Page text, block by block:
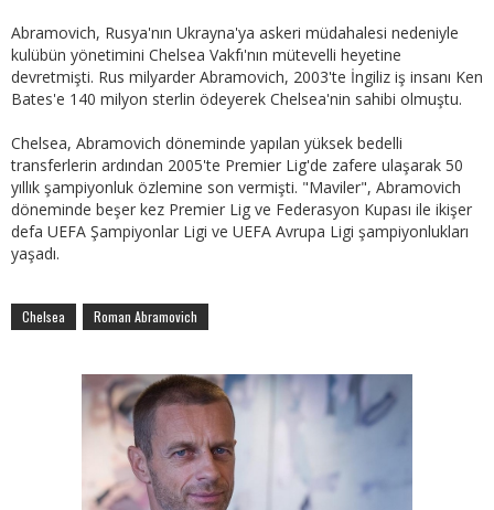
Abramovich, Rusya'nın Ukrayna'ya askeri müdahalesi nedeniyle
kulübün yönetimini Chelsea Vakfı'nın mütevelli heyetine
devretmişti. Rus milyarder Abramovich, 2003'te İngiliz iş insanı Ken
Bates'e 140 milyon sterlin ödeyerek Chelsea'nin sahibi olmuştu.
Chelsea, Abramovich döneminde yapılan yüksek bedelli
transferlerin ardından 2005'te Premier Lig'de zafere ulaşarak 50
yıllık şampiyonluk özlemine son vermişti. "Maviler", Abramovich
döneminde beşer kez Premier Lig ve Federasyon Kupası ile ikişer
defa UEFA Şampiyonlar Ligi ve UEFA Avrupa Ligi şampiyonlukları
yaşadı.
Chelsea Roman Abramovich